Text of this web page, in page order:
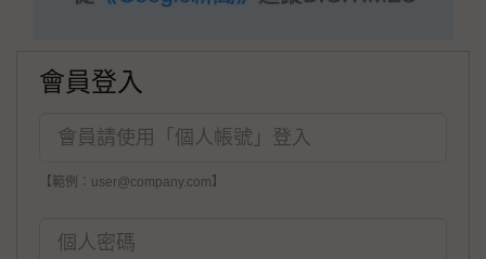
會員登入
【範例：user@company.com】